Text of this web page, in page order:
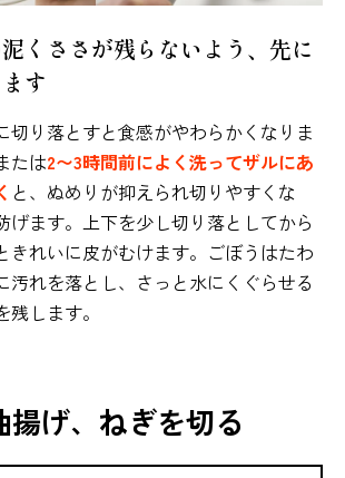
くささが残らないよう、先に
す
切り落とすと食感がやわらかくなりま
たは2〜3時間前によく洗ってザルにあ
と、ぬめりが抑えられ切りやすくな
げます。上下を少し切り落としてから
きれいに皮がむけます。ごぼうはたわ
汚れを落とし、さっと水にくぐらせる
します。
揚げ、ねぎを切る